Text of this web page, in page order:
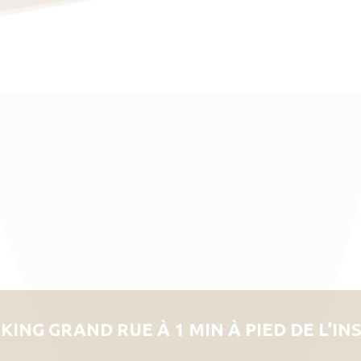
GRAND RUE À 1 MIN À PIED DE